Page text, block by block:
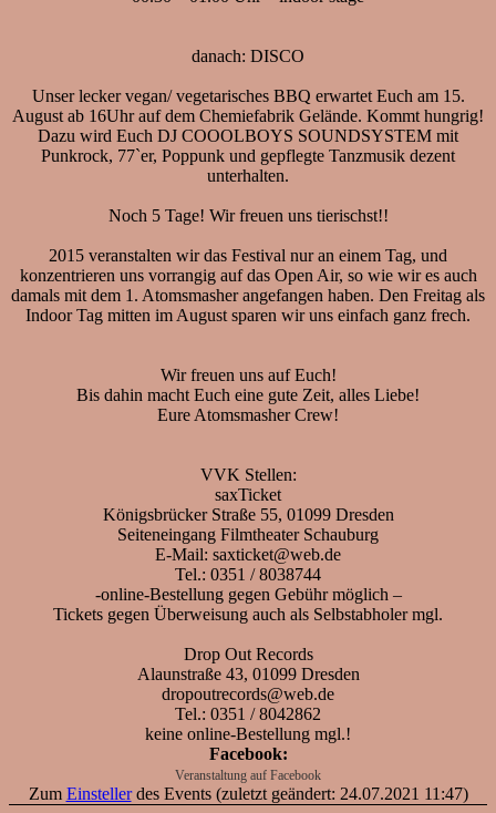
danach: DISCO
Unser lecker vegan/ vegetarisches BBQ erwartet Euch am 15.
August ab 16Uhr auf dem Chemiefabrik Gelände. Kommt hungrig!
Dazu wird Euch DJ COOOLBOYS SOUNDSYSTEM mit
Punkrock, 77`er, Poppunk und gepflegte Tanzmusik dezent
unterhalten.
Noch 5 Tage! Wir freuen uns tierischst!!
2015 veranstalten wir das Festival nur an einem Tag, und
konzentrieren uns vorrangig auf das Open Air, so wie wir es auch
damals mit dem 1. Atomsmasher angefangen haben. Den Freitag als
Indoor Tag mitten im August sparen wir uns einfach ganz frech.
Wir freuen uns auf Euch!
Bis dahin macht Euch eine gute Zeit, alles Liebe!
Eure Atomsmasher Crew!
VVK Stellen:
saxTicket
Königsbrücker Straße 55, 01099 Dresden
Seiteneingang Filmtheater Schauburg
E-Mail: saxticket@web.de
Tel.: 0351 / 8038744
-online-Bestellung gegen Gebühr möglich –
Tickets gegen Überweisung auch als Selbstabholer mgl.
Drop Out Records
Alaunstraße 43, 01099 Dresden
dropoutrecords@web.de
Tel.: 0351 / 8042862
keine online-Bestellung mgl.!
Facebook:
Veranstaltung auf Facebook
Zum Einstellerdes Events (zuletzt geändert: 24.07.2021 11:47)